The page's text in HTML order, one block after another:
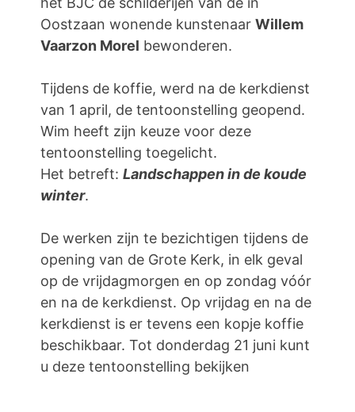
Oostzaan wonende kunstenaar Willem
Vaarzon Morel bewonderen.
Tijdens de koffie, werd na de kerkdienst
van 1 april, de tentoonstelling geopend.
Wim heeft zijn keuze voor deze
tentoonstelling toegelicht.
Het betreft: Landschappen in de koude
winter.
De werken zijn te bezichtigen tijdens de
opening van de Grote Kerk, in elk geval
op de vrijdagmorgen en op zondag vóór
en na de kerkdienst. Op vrijdag en na de
kerkdienst is er tevens een kopje koffie
beschikbaar. Tot donderdag 21 juni kunt
u deze tentoonstelling bekijken